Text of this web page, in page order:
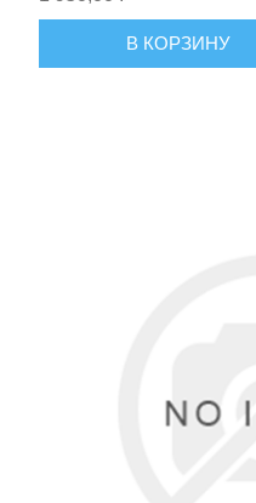
В КОРЗИНУ